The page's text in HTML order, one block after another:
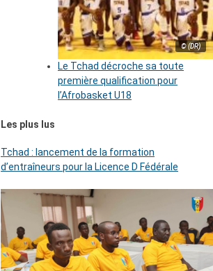
© (DR)
Le Tchad décroche sa toute
première qualification pour
l’Afrobasket U18
Les plus lus
Tchad : lancement de la formation
d’entraîneurs pour la Licence D Fédérale